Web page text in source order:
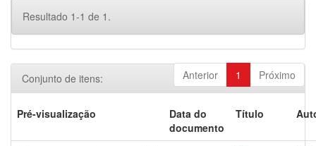
Resultado 1-1 de 1.
Anterior 1 Próximo
Conjunto de itens:
Pré-visualização
Data do
documento
Título